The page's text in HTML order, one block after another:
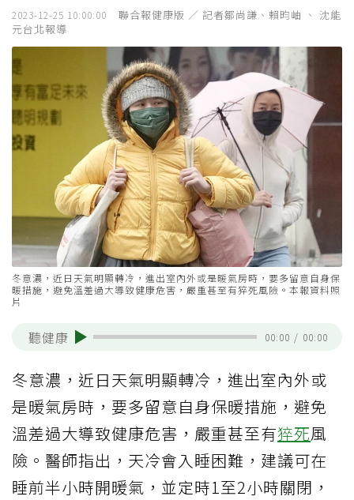
2023-12-25 10:00:00
聯合報健康版 ／ 記者鄒尚謙、賴昀岫 、 沈能
元台北報導
冬意濃，近日天氣明顯轉冷，進出室內外或是暖氣房時，要多留意自身保
暖措施，避免溫差過大導致健康危害，嚴重甚至有猝死風險。本報資料照
片
聽健康 00:00 / 00:00
冬意濃，近日天氣明顯轉冷，進出室內外或
是暖氣房時，要多留意自身保暖措施，避免
溫差過大導致健康危害，嚴重甚至有猝死風
險。醫師指出，天冷會入睡困難，建議可在
睡前半小時開暖氣，並定時1至2小時關閉，